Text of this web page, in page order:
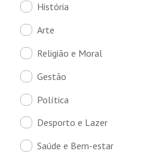
História
Arte
Religião e Moral
Gestão
Política
Desporto e Lazer
Saúde e Bem-estar